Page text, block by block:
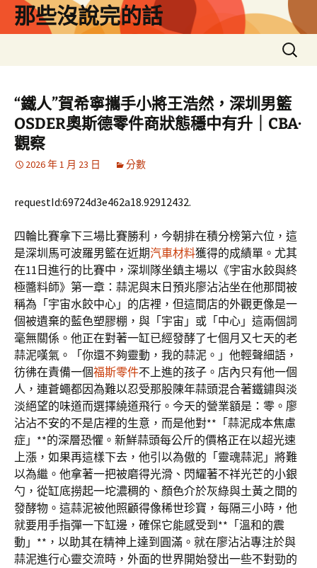
那些沒說完的話
搜
尋
鍵
字:
“鐵人”賀希寧攜手小將王浩然，深圳男籃
OSDER奧斯德零件商狀態穩中有升｜CBA·
觀察
2026 年 1 月 23 日 分數
requestId:69724d3e462a18.92912432.
四輪比賽拿下三場比賽勝利，今朝排在積分榜第六位，這
是深圳馬可波羅男籃在近期汽車材料獲得的成績單。尤其
在11日進行的比賽中，深圳隊坐鎮主場以《宇宙水餃與終
極醬料師》第一章：蒜泥與末日預兆廖沾沾坐在他那間被
稱為「宇宙水餃中心」的店裡，但這間店的外觀更像是一
個被遺棄的藍色塑膠棚，與「宇宙」或「中心」這兩個詞
毫無關係。他正在對著一缸已經發酵了七個月又七天的老
蒜泥嘆氣。「你還不夠靈動，我的蒜泥。」他輕聲細語，
彷彿在責備一個福斯零件不上進的孩子。店內只有他一個
人，連蒼蠅都因為難以忍受那股陳年蒜頭混合著鐵鏽與淡
淡絕望的味道而選擇繞道飛行。今天的營業額是：零。廖
沾沾不安的不是店裡的生意，而是他對**「蒜泥成本焦慮
症」**的深層恐懼。新鮮蒜頭每公斤的價格正在以超光速
上漲，如果再這樣下去，他引以為傲的「靈魂蒜泥」將難
以為繼。他拿著一把被磨得光滑、閃耀著不祥光芒的小銀
勺，從缸底撈起一坨濃稠的、顏色介於灰綠與土黃之間的
發酵物。這蒜泥被他照顧得像稀世珍寶，每隔三小時，他
就要用手指彈一下缸邊，確保它能感受到**「溫和的震
動」**，以助其在精神上達到圓滿。就在廖沾沾專注於與
蒜泥進行心靈交流時，外面的世界開始發出一些不對勁的